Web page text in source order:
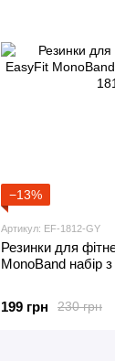
−13%
Артикул: EF-1812-GY
Резинки для
MonoBand набір
230 грн
199 грн